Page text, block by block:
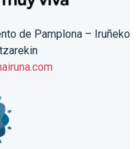
de Pamplona – Iruñeko